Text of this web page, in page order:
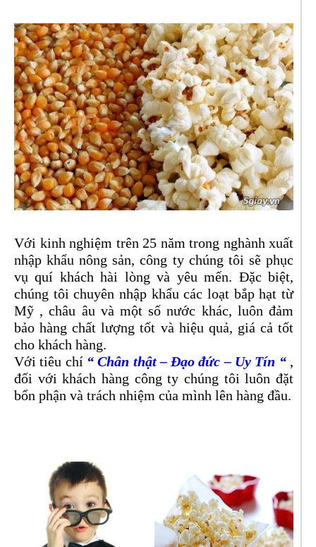
Với kinh nghiệm trên 25 năm trong nghành xuất
nhập khẩu nông sản, công ty chúng tôi sẽ phục
vụ quí khách hài lòng và yêu mến. Đặc biệt,
chúng tôi chuyên nhập khẩu các loạt bắp hạt từ
Mỹ , châu âu và một số nước khác, luôn đảm
bảo hàng chất lượng tốt và hiệu quả, giá cả tốt
cho khách hàng.
Với tiêu chí “ Chân thật – Đạo đức – Uy Tín “ ,
đối với khách hàng công ty chúng tôi luôn đặt
bổn phận và trách nhiệm của mình lên hàng đầu.